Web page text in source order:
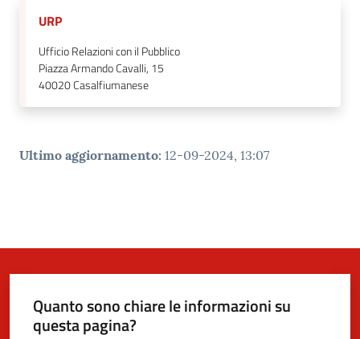
URP
Ufficio Relazioni con il Pubblico
Piazza Armando Cavalli, 15
40020Casalfiumanese
Ultimo aggiornamento: 12-09-2024, 13:07
Quanto sono chiare le informazioni su
questa pagina?